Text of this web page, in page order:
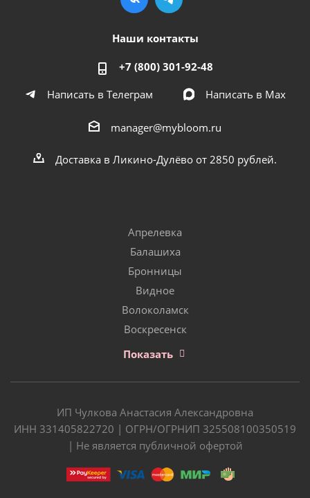
Наши контакты
+7 (800) 301-92-48
Написать в Телеграм
Написать в Мах
manager@mybloom.ru
Доставка в Ликино-Дулёво от 2850 рублей.
Апрелевка
Балашиха
Бронницы
Видное
Волоколамск
Воскресенск
Показать
ИП Чулкова Анастасия Александровна
ИНН 331405822720 | ОГРН/ОГРНИП 325508100350519
| Не является публичной офертой